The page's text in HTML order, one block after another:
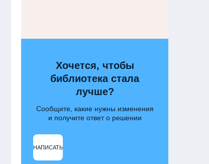
Хочется, чтобы
библиотека стала
лучше?
Сообщите, какие нужны изменения
и получите ответ о решении
НАПИСАТЬ